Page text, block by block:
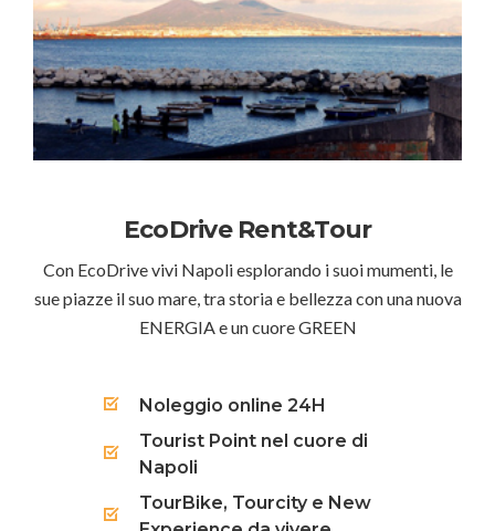
EcoDrive Rent&Tour
Con EcoDrive vivi Napoli esplorando i suoi mumenti, le
sue piazze il suo mare, tra storia e bellezza con una nuova
ENERGIA e un cuore GREEN
Noleggio online 24H
Tourist Point nel cuore di
Napoli
TourBike, Tourcity e New